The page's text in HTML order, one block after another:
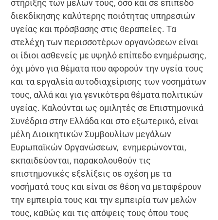
στήριξης των μελών τους, όσο και σε επίπεδο
διεκδίκησης καλύτερης ποιότητας υπηρεσιών
υγείας και πρόσβασης στις θεραπείες. Τα
στελέχη των περισσοτέρων οργανώσεων είναι
οι ίδιοι ασθενείς με υψηλό επίπεδο ενημέρωσης,
όχι μόνο για θέματα που αφορούν την υγεία τους
και τα εργαλεία αυτοδιαχείρισης των νοσημάτων
τους, αλλά και για γενικότερα θέματα πολιτικών
υγείας. Καλούνται ως ομιλητές σε Επιστημονικά
Συνέδρια στην Ελλάδα και στο εξωτερικό, είναι
μέλη Διοικητικών Συμβουλίων μεγάλων
Ευρωπαϊκών Οργανώσεων, ενημερώνονται,
εκπαιδεύονται, παρακολουθούν τις
επιστημονικές εξελίξεις σε σχέση με τα
νοσήματά τους και είναι σε θέση να μεταφέρουν
την εμπειρία τους και την εμπειρία των μελών
τους, καθώς και τις απόψεις τους όπου τους